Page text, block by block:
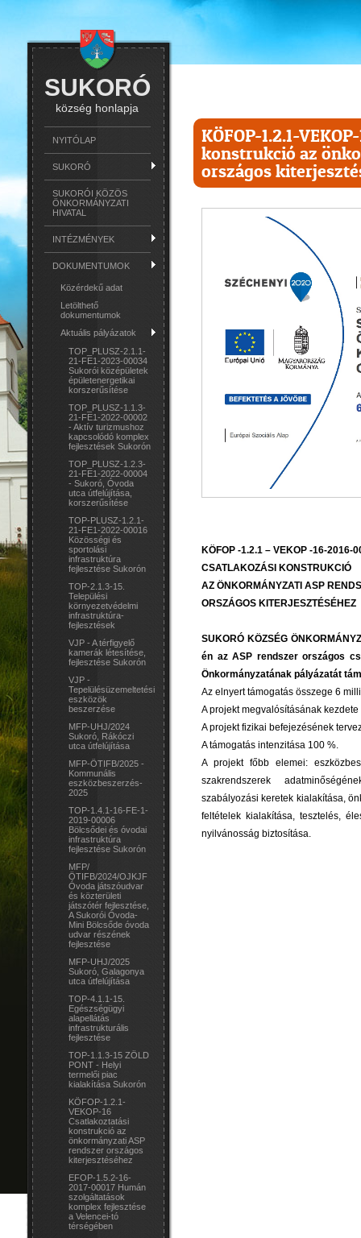
SUKORÓ
község honlapja
NYITÓLAP
SUKORÓ
SUKORÓI KÖZÖS
ÖNKORMÁNYZATI
HIVATAL
INTÉZMÉNYEK
DOKUMENTUMOK
Közérdekű adat
Letölthető
dokumentumok
Aktuális pályázatok
TOP_PLUSZ-2.1.1-
21-FE1-2023-00034
Sukorói középületek
épületenergetikai
korszerűsítése
TOP_PLUSZ-1.1.3-
21-FE1-2022-00002
- Aktív turizmushoz
kapcsolódó komplex
fejlesztések Sukorón
TOP_PLUSZ-1.2.3-
21-FE1-2022-00004
- Sukoró, Óvoda
utca útfelújítása,
korszerűsítése
TOP-PLUSZ-1.2.1-
21-FE1-2022-00016
Közösségi és
sportolási
infrastruktúra
fejlesztése Sukorón
TOP-2.1.3-15.
Települési
környezetvédelmi
infrastruktúra-
fejlesztések
VJP - A térfigyelő
kamerák létesítése,
fejlesztése Sukorón
VJP -
Tepelülésüzemeltetési
eszközök
beszerzése
MFP-UHJ/2024
Sukoró, Rákóczi
utca útfelújítása
MFP-ÖTIFB/2025 -
Kommunális
eszközbeszerzés-
2025
TOP-1.4.1-16-FE-1-
2019-00006
Bölcsődei és óvodai
infrastruktúra
fejlesztése Sukorón
MFP/
ÖTIFB/2024/OJKJF
Óvoda játszóudvar
és közterületi
játszótér fejlesztése,
A Sukorói Óvoda-
Mini Bölcsőde óvoda
udvar részének
fejlesztése
MFP-UHJ/2025
Sukoró, Galagonya
utca útfelújítása
TOP-4.1.1-15.
Egészségügyi
alapellátás
infrastrukturális
fejlesztése
TOP-1.1.3-15 ZÖLD
PONT - Helyi
termelői piac
kialakítása Sukorón
KÖFOP-1.2.1-
VEKOP-16
Csatlakoztatási
konstrukció az
önkormányzati ASP
rendszer országos
kiterjesztéséhez
EFOP-1.5.2-16-
2017-00017 Humán
szolgáltatások
komplex fejlesztése
a Velencei-tó
térségében
KÖFOP-1.2.1-
konstrukció az
országos
KÖFOP -1.2.1 – VEKOP -16-2016-
CSATLAKOZÁSI KONSTRUKCIÓ
AZ ÖNKORMÁNYZATI ASP
ORSZÁGOS KITERJESZTÉSÉHEZ
SUKORÓ KÖZSÉG
én az ASP rendszer országos
Önkormányzatának pályázatát
Az elnyert támogatás összege 6
A projekt megvalósításának
A projekt fizikai befejezésének
A támogatás intenzitása 100 %.
A projekt főbb elemei:
szakrendszerek
szabályozási keretek kialakítása,
feltételek kialakítása, tesztelés,
nyilvánosság biztosítása.